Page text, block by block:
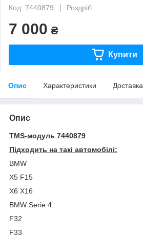
Код: 7440879
Роздріб
7 000 ₴
Купити
Опис Характеристики Доставка
Опис
ТMS-модуль 7440879
Підходить на такі автомобілі:
BMW
X5 F15
X6 X16
BMW Serie 4
F32
F33